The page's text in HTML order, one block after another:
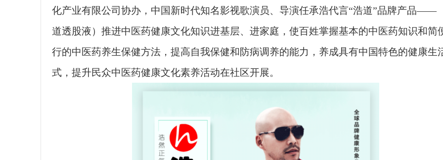
化产业有限公司协办，中国新时代知名影视歌演员、导演任承浩代言“浩道”品牌产品——
道透股液）推进中医药健康文化知识进基层、进家庭，使百姓掌握基本的中医药知识和简
行的中医药养生保健方法，提高自我保健和防病调养的能力，养成具有中国特色的健康生
式，提升民众中医药健康文化素养活动在社区开展。